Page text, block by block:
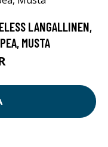
LANGALLINEN,
MUSTA